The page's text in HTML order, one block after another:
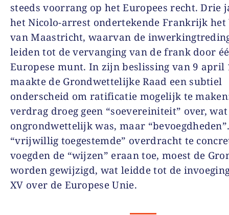
steeds voorrang op het Europees recht. Drie
het Nicolo-arrest ondertekende Frankrijk het
van Maastricht, waarvan de
leiden tot de vervanging van de frank door
Europese munt. In zijn beslissing van 9 april
maakte de Grondwettelijke Raad een subtiel
onderscheid om ratificatie mogelijk te
verdrag droeg geen “soevereiniteit” over,
ongrondwettelijk was, maar
“vrijwillig toegestemde” overdracht te
voegden de “wijzen” eraan toe, moest de
worden gewijzigd, wat leidde tot de
XV over de Europese Unie.